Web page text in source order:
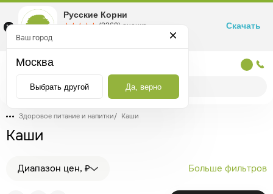
Здоровое питание и напитки/ Каши
Каши
Диапазон цен, ₽ Больше фильтров
Ваш город
Москва
Выбрать другой Да, верно
Русские Корни
☆☆☆☆☆
★★★★★ (2360) оценка
Маркетплейс товаров для здоровья
Скачать